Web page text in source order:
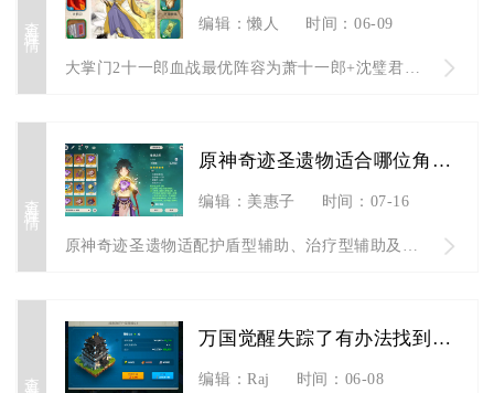
编辑：懒人 时间：06-09
大掌门2十一郎血战最优阵容为萧十一郎+沈璧君+楚留香+薛衣人...
查看详情
原神奇迹圣遗物适合哪位角色的特点
编辑：美惠子 时间：07-16
原神奇迹圣遗物适配护盾型辅助、治疗型辅助及部分生存能力弱的后...
查看详情
万国觉醒失踪了有办法找到他的具体位置吗
编辑：Raj 时间：06-08